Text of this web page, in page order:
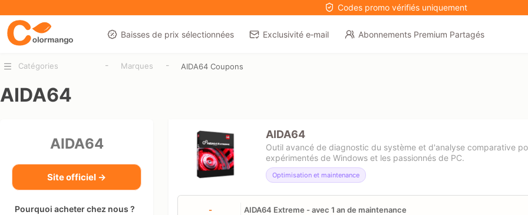
Codes promo vérifiés uniquement
Baisses de prix sélectionnées Exclusivité e‑mail Abonnements Premium Partagés
Catégories - Marques - AIDA64 Coupons
AIDA64
AIDA64
Site officiel →
Pourquoi acheter chez nous ?
AIDA64
Outil avancé de diagnostic du système et d'analyse comparative
expérimentés de Windows et les passionnés de PC.
Optimisation et maintenance
- AIDA64 Extreme - avec 1 an de maintenance